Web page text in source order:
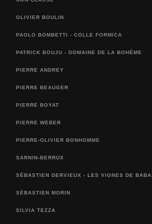
OLIVIER BOULIN
PAOLO BOMBETTI - COLLE FORMICA
PATRICK BOUJU - DOMAINE DE LA BOHÈME
PIERRE ANDREY
PIERRE BEAUGER
PIERRE BOYAT
PIERRE WEBER
PIERRE-OLIVIER BONHOMME
SARNIN-BERRUX
SÉBASTIEN DERVIEUX - LES VIGNES DE
SÉBASTIEN MORIN
SILVIA TEZZA